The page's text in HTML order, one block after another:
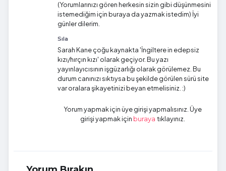
(Yorumlarınızı gören herkesin sizin gibi düşünmesini
istemediğim için buraya da yazmak istedim) İyi
günler dilerim.
Sıla
Sarah Kane çoğu kaynakta 'İngiltere in edepsiz
kızı/hırçın kızı' olarak geçiyor. Bu yazı
yayınlayıcısının işgüzarlığı olarak görülemez. Bu
durum canınızı sıktıysa bu şekilde görülen sürü site
var oralara şikayetinizi beyan etmelisiniz. :)
Yorum yapmak için üye girişi yapmalısınız. Üye
girişi yapmak için buraya tıklayınız.